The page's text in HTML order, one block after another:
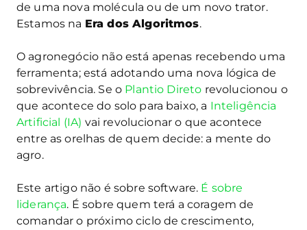
de uma nova molécula ou de um novo trator.
Estamos na Era dos Algoritmos.
O agronegócio não está apenas recebendo uma
ferramenta; está adotando uma nova lógica de
sobrevivência. Se o Plantio Direto revolucionou o
que acontece do solo para baixo, a Inteligência
Artificial (IA) vai revolucionar o que acontece
entre as orelhas de quem decide: a mente do
agro.
Este artigo não é sobre software. É sobre
liderança. É sobre quem terá a coragem de
comandar o próximo ciclo de crescimento,